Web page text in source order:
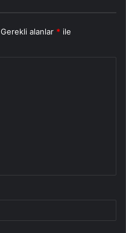
Gerekli alanlar * ile